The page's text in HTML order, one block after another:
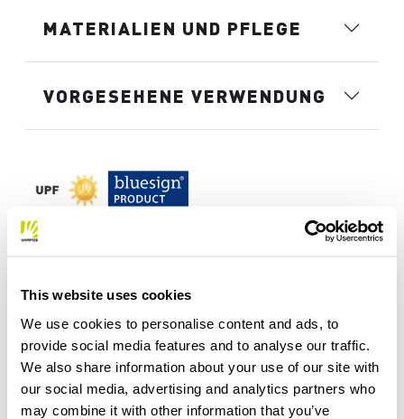
This website uses cookies
We use cookies to personalise content and ads, to
provide social media features and to analyse our traffic.
We also share information about your use of our site with
our social media, advertising and analytics partners who
may combine it with other information that you’ve
MATERIALIEN UND PFLEGE
VORGESEHENE VERWENDUNG